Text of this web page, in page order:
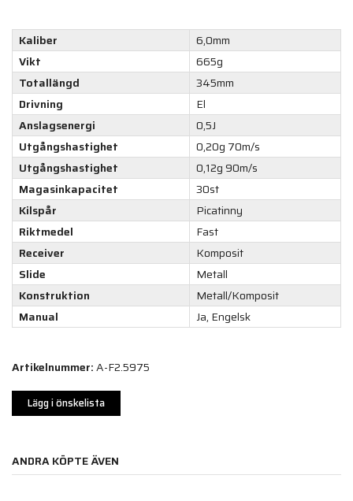
Kaliber
6,0mm
Vikt
665g
Totallängd
345mm
Drivning
El
Anslagsenergi
0,5J
Utgångshastighet
0,20g 70m/s
Utgångshastighet
0,12g 90m/s
Magasinkapacitet
30st
Kilspår
Picatinny
Riktmedel
Fast
Receiver
Komposit
Slide
Metall
Konstruktion
Metall/Komposit
Manual
Ja, Engelsk
Artikelnummer:A-F2.5975
Lägg i önskelista
ANDRA KÖPTE ÄVEN